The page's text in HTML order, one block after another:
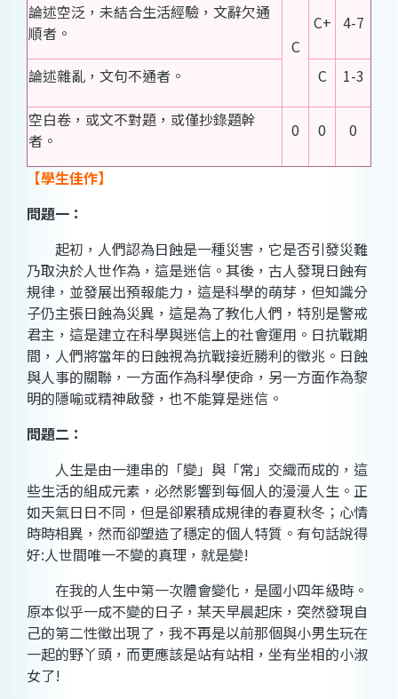
論述空泛，未結合生活經驗，文辭欠通
順者。
C
C+ 4-7
論述雜亂，文句不通者。 C 1-3
空白卷，或文不對題，或僅抄錄題幹
者。
0 0 0
【學生佳作】
問題一：
起初，人們認為日蝕是一種災害，它是否引發災難
乃取決於人世作為，這是迷信。其後，古人發現日蝕有
規律，並發展出預報能力，這是科學的萌芽，但知識分
子仍主張日蝕為災異，這是為了教化人們，特別是警戒
君主，這是建立在科學與迷信上的社會運用。日抗戰期
間，人們將當年的日蝕視為抗戰接近勝利的徵兆。日蝕
與人事的關聯，一方面作為科學使命，另一方面作為黎
明的隱喻或精神啟發，也不能算是迷信。
問題二：
人生是由一連串的「變」與「常」交織而成的，這
些生活的組成元素，必然影響到每個人的漫漫人生。正
如天氣日日不同，但是卻累積成規律的春夏秋冬；心情
時時相異，然而卻塑造了穩定的個人特質。有句話說得
好:人世間唯一不變的真理，就是變!
在我的人生中第一次體會變化，是國小四年級時。
原本似乎一成不變的日子，某天早晨起床，突然發現自
己的第二性徵出現了，我不再是以前那個與小男生玩在
一起的野丫頭，而更應該是站有站相，坐有坐相的小淑
女了!